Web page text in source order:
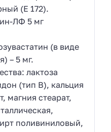
(Е 172).
ЛФ 5 мг
(в виде
– 5 мг.
лактоза
(тип В), кальция
магния стеарат,
поливиниловый,